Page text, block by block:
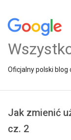
Oficjalny polski blog
Jak zmienić
cz. 2